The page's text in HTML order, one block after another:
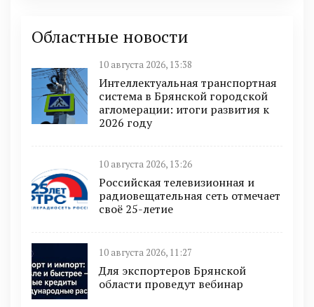
Областные новости
10 августа 2026, 13:38
Интеллектуальная транспортная
система в Брянской городской
агломерации: итоги развития к
2026 году
10 августа 2026, 13:26
Российская телевизионная и
радиовещательная сеть отмечает
своё 25-летие
10 августа 2026, 11:27
Для экспортеров Брянской
области проведут вебинар